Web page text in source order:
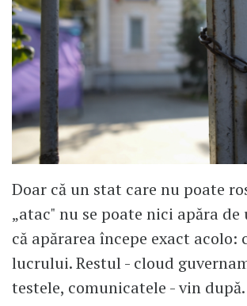
Doar că un stat care nu poate
„atac" nu se poate nici apăra
că apărarea începe exact acolo:
lucrului. Restul - cloud
testele, comunicatele - vin după.